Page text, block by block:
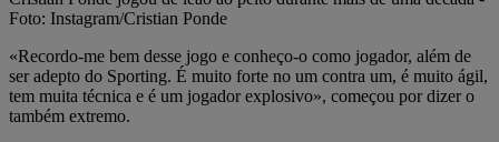
Foto: Instagram/Cristian Ponde
«Recordo-me bem desse jogo e conheço-o como jogador, além de
ser adepto do Sporting. É muito forte no um contra um, é muito ágil,
tem muita técnica e é um jogador explosivo», começou por dizer o
também extremo.